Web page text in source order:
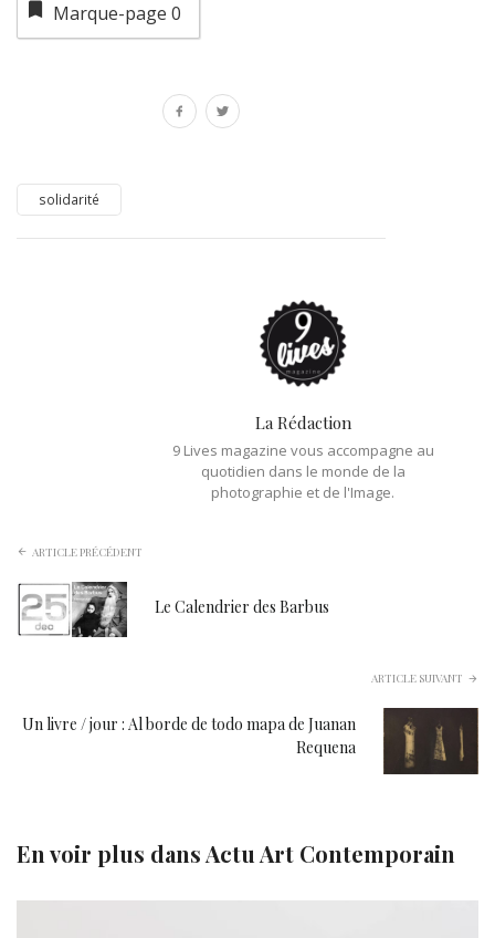
Marque-page 0
solidarité
La Rédaction
9 Lives magazine vous accompagne au
quotidien dans le monde de la
photographie et de l'Image.
ARTICLE PRÉCÉDENT
Le Calendrier des Barbus
ARTICLE SUIVANT
Un livre / jour : Al borde de todo mapa de Juanan
Requena
En voir plus dansActu Art Contemporain